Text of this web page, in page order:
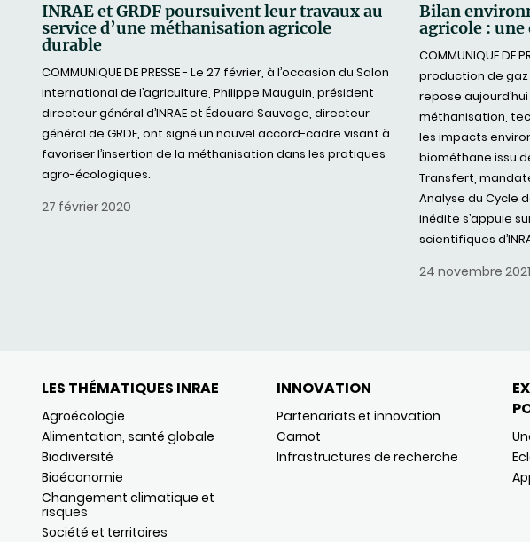
INRAE et GRDF poursuivent leur travaux au
service d’une méthanisation agricole
durable
COMMUNIQUE DE PRESSE - Le 27 février, à l’occasion du Salon
international de l’agriculture, Philippe Mauguin, président
directeur général d’INRAE et Édouard Sauvage, directeur
général de GRDF, ont signé un nouvel accord-cadre visant à
favoriser l’insertion de la méthanisation dans les pratiques
agro-écologiques.
27 février 2020
Bilan
agricole : une
COMMUNIQUE DE
production de
repose
méthanisation,
les impacts
biométhane issu
Transfert,
Analyse du Cycle
inédite s’appuie
scientifiques
24 novembre 2021
LES THÉMATIQUES INRAE
Agroécologie
Alimentation, santé globale
Biodiversité
Bioéconomie
Changement climatique et
risques
Société et territoires
INNOVATION
Partenariats et innovation
Carnot
Infrastructures de recherche